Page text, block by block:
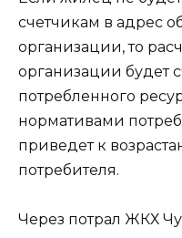
счетчикам в адрес
организации, то
организации будет
потребленного
нормативами
приведет к
потребителя.
Через потрал ЖКХ